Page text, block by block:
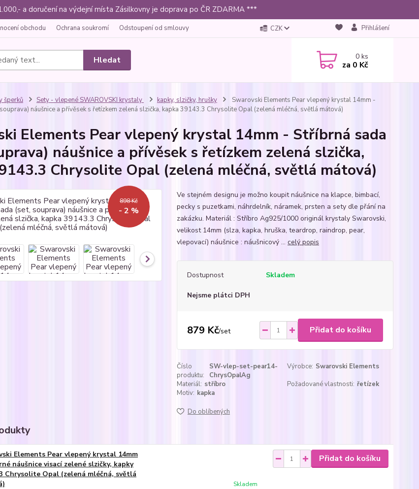
a doručení na výdejní místa Zásilkovny je doprava po ČR ZDARMA ***
obchodu Ochrana soukromí Odstoupení od smlouvy CZK Přihlášení
Hledat 0ks
za 0 Kč
šperků Sety - vlepené SWAROVSKI krystaly kapky, slzičky, hrušky
Swarovski Elements Pear vlepený krystal 14mm -
náušnice a přívěsek s řetízkem zelená slzička, kapka 39143.3 Chrysolite Opal (zelená mléčná, světlá mátová)
Elements Pear vlepený krystal 14mm - Stříbrná sada
náušnice a přívěsek s řetízkem zelená slzička,
Chrysolite Opal (zelená mléčná, světlá mátová)
898 Kč
- 2 %
Ve stejném designu je možno koupit náušnice na klapce, bimbací,
pecky s puzetkami, náhrdelník, náramek, prsten a sety dle přání na
zakázku. Materiál : Stříbro Ag925/1000 originál krystaly Swarovski,
velikost 14mm (slza, kapka, hruška, teardrop, raindrop, pear,
vlepovací) náušnice : náušnicový ... celý popis
Dostupnost Skladem
Nejsme plátci DPH
879 Kč/set Přidat do košíku
Číslo
produktu:
SW-vlep-set-pear14-
ChrysOpalAg
Výrobce: Swarovski Elements
Materiál: stříbro Požadované vlastnosti: řetízek
Motiv: kapka
Do oblíbených
Elements Pear vlepený krystal 14mm
náušnice visací zelené slzičky, kapky
Chrysolite Opal (zelená mléčná, světlá
Skladem
Přidat do košíku